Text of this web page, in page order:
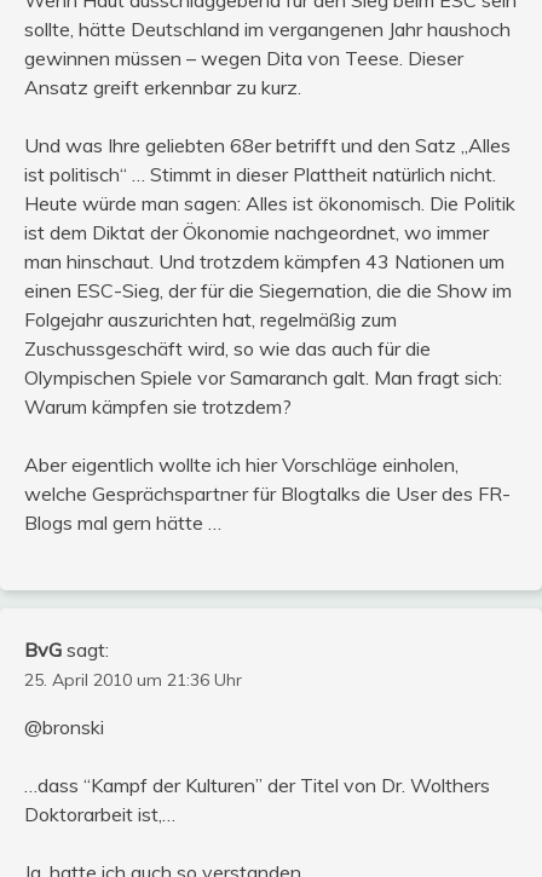
sollte, hätte Deutschland im vergangenen Jahr haushoch
gewinnen müssen – wegen Dita von Teese. Dieser
Ansatz greift erkennbar zu kurz.
Und was Ihre geliebten 68er betrifft und den Satz „Alles
ist politisch“ … Stimmt in dieser Plattheit natürlich nicht.
Heute würde man sagen: Alles ist ökonomisch. Die Politik
ist dem Diktat der Ökonomie nachgeordnet, wo immer
man hinschaut. Und trotzdem kämpfen 43 Nationen um
einen ESC-Sieg, der für die Siegernation, die die Show im
Folgejahr auszurichten hat, regelmäßig zum
Zuschussgeschäft wird, so wie das auch für die
Olympischen Spiele vor Samaranch galt. Man fragt sich:
Warum kämpfen sie trotzdem?
Aber eigentlich wollte ich hier Vorschläge einholen,
welche Gesprächspartner für Blogtalks die User des FR-
Blogs mal gern hätte …
BvG sagt:
25. April 2010 um 21:36 Uhr
@bronski
…dass “Kampf der Kulturen” der Titel von Dr. Wolthers
Doktorarbeit ist,…
Ja, hatte ich auch so verstanden.